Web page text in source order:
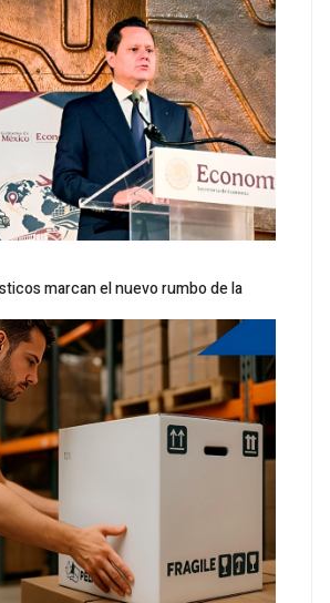
marcan el nuevo rumbo de la